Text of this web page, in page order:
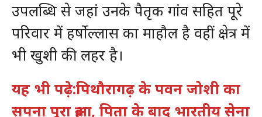
उपलब्धि से जहां उनके पैतृक गांव सहित पूरे
परिवार में हर्षोल्लास का माहौल है वहीं क्षेत्र में
भी खुशी की लहर है।
यह भी पढ़े:पिथौरागढ़ के पवन जोशी का
सपना पूरा हुआ, पिता के बाद भारतीय सेना